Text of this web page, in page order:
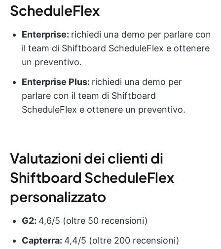
ScheduleFlex
Enterprise: richiedi una demo per parlare con
il team di Shiftboard ScheduleFlex e ottenere
un preventivo.
Enterprise Plus: richiedi una demo per
parlare con il team di Shiftboard
ScheduleFlex e ottenere un preventivo.
Valutazioni dei clienti di
Shiftboard ScheduleFlex
personalizzato
G2: 4,6/5 (oltre 50 recensioni)
Capterra: 4,4/5 (oltre 200 recensioni)